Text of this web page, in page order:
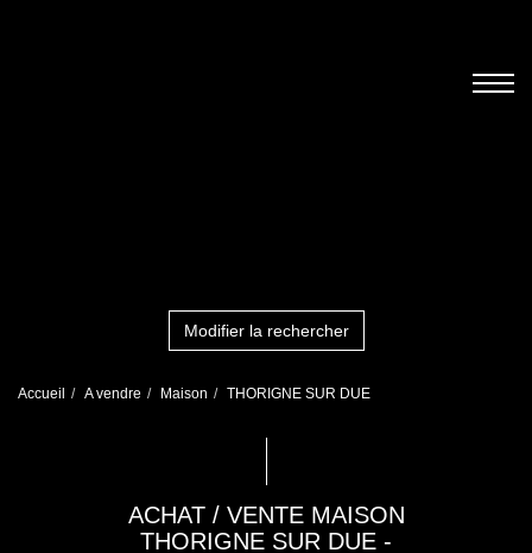
Modifier la rechercher
Accueil A vendre Maison THORIGNE SUR DUE
ACHAT / VENTE MAISON
THORIGNE SUR DUE -